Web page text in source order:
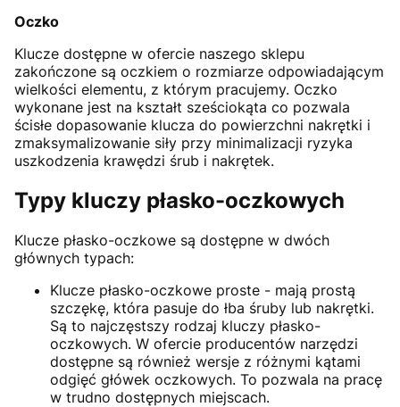
Oczko
Klucze dostępne w ofercie naszego sklepu
zakończone są oczkiem o rozmiarze odpowiadającym
wielkości elementu, z którym pracujemy. Oczko
wykonane jest na kształt sześciokąta co pozwala
ścisłe dopasowanie klucza do powierzchni nakrętki i
zmaksymalizowanie siły przy minimalizacji ryzyka
uszkodzenia krawędzi śrub i nakrętek.
Typy kluczy płasko-oczkowych
Klucze płasko-oczkowe są dostępne w dwóch
głównych typach:
Klucze płasko-oczkowe proste - mają prostą
szczękę, która pasuje do łba śruby lub nakrętki.
Są to najczęstszy rodzaj kluczy płasko-
oczkowych. W ofercie producentów narzędzi
dostępne są również wersje z różnymi kątami
odgięć główek oczkowych. To pozwala na pracę
w trudno dostępnych miejscach.